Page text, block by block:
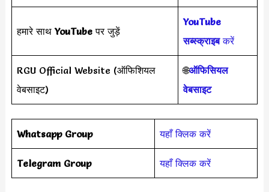
हमारे साथYouTubeपर जुड़ें
YouTube
सब्स्क्राइबकरें
RGU Official Website (ऑफिशियल
वेबसाइट)
🌐ऑफिसियल
वेबसाइट
Whatsapp Group यहाँ क्लिक करें
Telegram Group यहाँ क्लिक करें